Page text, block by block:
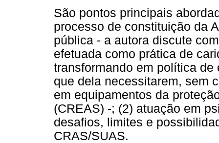
São pontos principais
processo de constituição da
pública - a autora discute
efetuada como prática de
transformando em política
que dela necessitarem, sem
em equipamentos da
(CREAS) -; (2) atuação em
desafios, limites e
CRAS/SUAS.